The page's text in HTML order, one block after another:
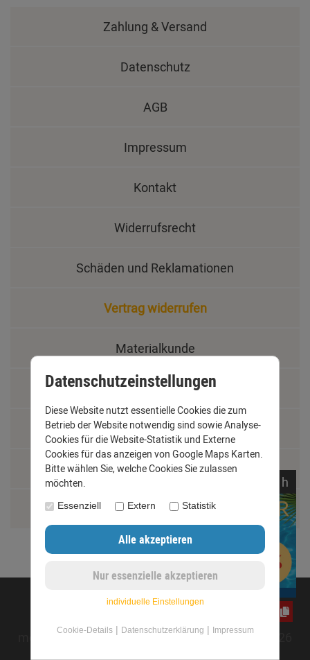
Zahlung & Versand
Datenschutz
AGB
Impressum
Kontakt
Widerrufsrecht
Schäden und Reklamationen
Vertrag widerrufen
Materialkunde
Fachbegriffe
Jobs
Montage und Installationshilfen
Größentabelle
©opyright 2020 - www.dachrinnen-shop.de
h
ified eCommerce Shopsoftware © 2009-2026
Datenschutzeinstellungen
Diese Website nutzt essentielle Cookies die zum
Betrieb der Website notwendig sind sowie Analyse-
Cookies für die Website-Statistik und Externe
Cookies für das anzeigen von Google Maps Karten.
Bitte wählen Sie, welche Cookies Sie zulassen
möchten.
Essenziell Extern Statistik
individuelle Einstellungen
Cookie-Details| Datenschutzerklärung | Impressum